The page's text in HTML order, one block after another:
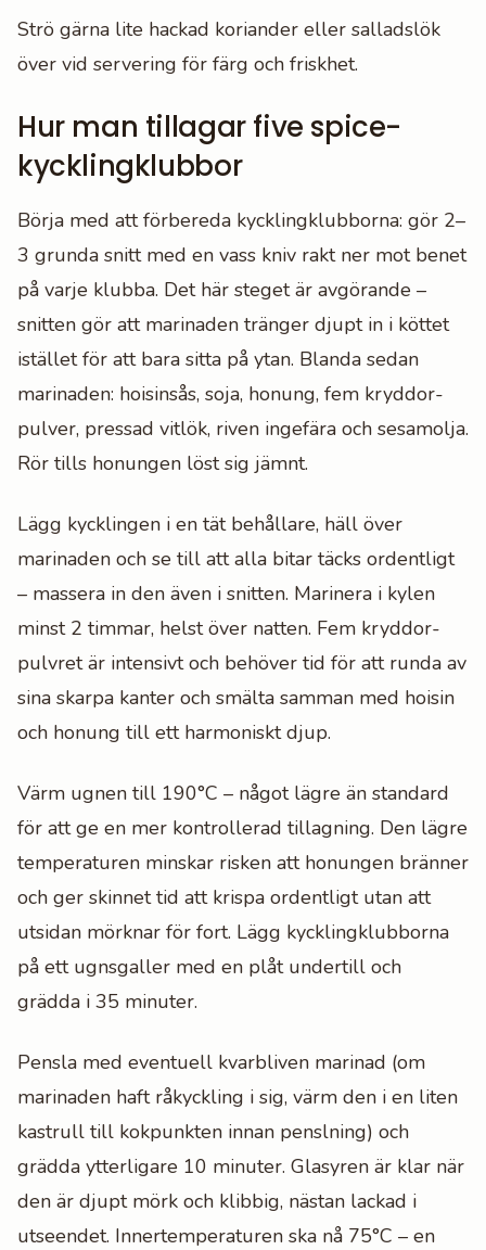
Strö gärna lite hackad koriander eller salladslök
över vid servering för färg och friskhet.
Hur man tillagar five spice-
kycklingklubbor
Börja med att förbereda kycklingklubborna: gör 2–
3 grunda snitt med en vass kniv rakt ner mot benet
på varje klubba. Det här steget är avgörande –
snitten gör att marinaden tränger djupt in i köttet
istället för att bara sitta på ytan. Blanda sedan
marinaden: hoisinsås, soja, honung, fem kryddor-
pulver, pressad vitlök, riven ingefära och sesamolja.
Rör tills honungen löst sig jämnt.
Lägg kycklingen i en tät behållare, häll över
marinaden och se till att alla bitar täcks ordentligt
– massera in den även i snitten. Marinera i kylen
minst 2 timmar, helst över natten. Fem kryddor-
pulvret är intensivt och behöver tid för att runda av
sina skarpa kanter och smälta samman med hoisin
och honung till ett harmoniskt djup.
Värm ugnen till 190°C – något lägre än standard
för att ge en mer kontrollerad tillagning. Den lägre
temperaturen minskar risken att honungen bränner
och ger skinnet tid att krispa ordentligt utan att
utsidan mörknar för fort. Lägg kycklingklubborna
på ett ugnsgaller med en plåt undertill och
grädda i 35 minuter.
Pensla med eventuell kvarbliven marinad (om
marinaden haft råkyckling i sig, värm den i en liten
kastrull till kokpunkten innan penslning) och
grädda ytterligare 10 minuter. Glasyren är klar när
den är djupt mörk och klibbig, nästan lackad i
utseendet. Innertemperaturen ska nå 75°C – en